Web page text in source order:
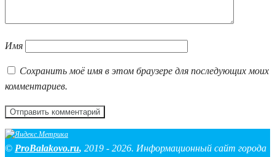
Имя
Сохранить моё имя в этом браузере для последующих моих
комментариев.
© ProBalakovo.ru, 2019 - 2026. Информационный сайт города